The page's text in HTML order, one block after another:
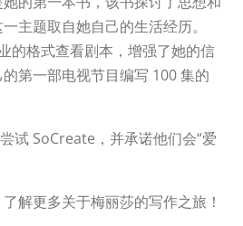
主题取自她自己的生活经历。
的格式查看剧本，增强了她的信
第一部电视节目编写 100 集的
试 SoCreate，并承诺他们会“爱
解更多关于梅丽莎的写作之旅！